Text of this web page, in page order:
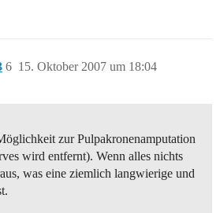
15. Oktober 2007 um 18:04
6
zur Pulpakronenamputation
wird entfernt). Wenn alles nichts
was eine ziemlich langwierige und